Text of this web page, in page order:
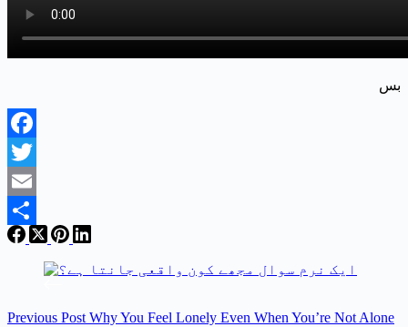
بس
Facebook
Twitter
Email
Share
Previous Post Why You Feel Lonely Even When You’re Not Alone